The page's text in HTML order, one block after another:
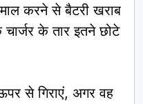
करने से बैटरी खराब
के तार इतने छोटे
से गिराएं, अगर वह